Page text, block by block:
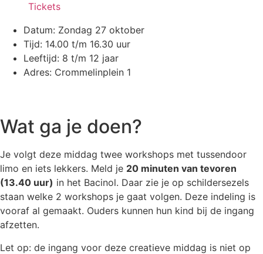
Tickets
Datum: Zondag 27 oktober
Tijd: 14.00 t/m 16.30 uur
Leeftijd: 8 t/m 12 jaar
Adres: Crommelinplein 1
Wat ga je doen?
Je volgt deze middag twee workshops met tussendoor
limo en iets lekkers. Meld je 20 minuten van tevoren
(13.40 uur) in het Bacinol. Daar zie je op schildersezels
staan welke 2 workshops je gaat volgen. Deze indeling is
vooraf al gemaakt. Ouders kunnen hun kind bij de ingang
afzetten.
Let op: de ingang voor deze creatieve middag is niet op